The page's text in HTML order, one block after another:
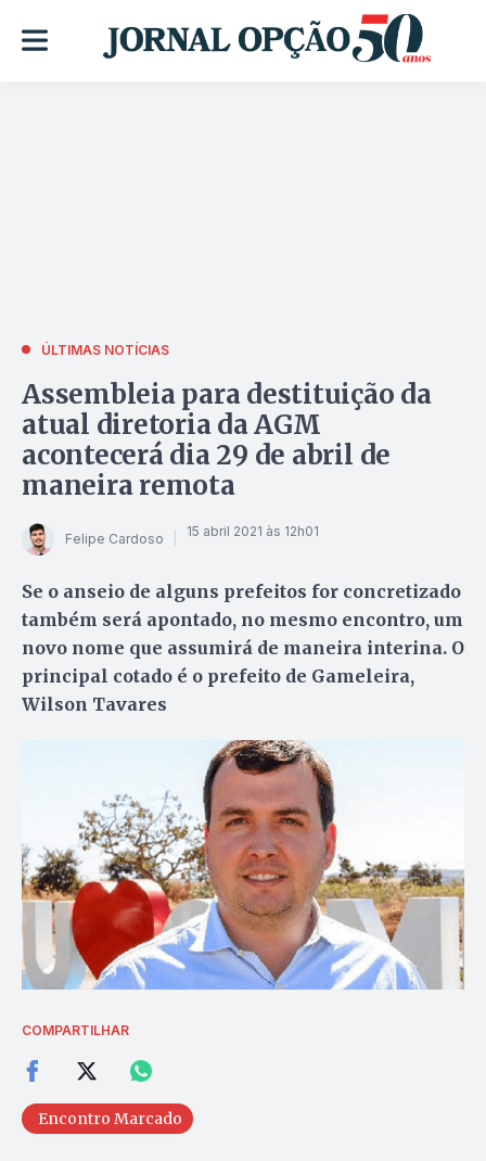
ÚLTIMAS NOTÍCIAS
Assembleia para destituição da
atual diretoria da AGM
acontecerá dia 29 de abril de
maneira remota
Felipe Cardoso 15 abril 2021 às 12h01
Se o anseio de alguns prefeitos for concretizado
também será apontado, no mesmo encontro, um
novo nome que assumirá de maneira interina. O
principal cotado é o prefeito de Gameleira,
Wilson Tavares
COMPARTILHAR
Encontro Marcado